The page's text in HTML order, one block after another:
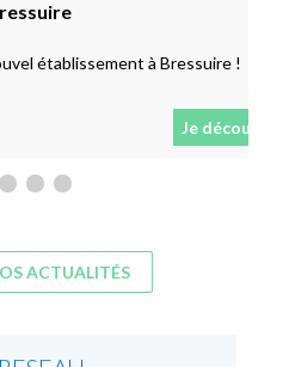
établissement à Bressuire !
Je découvre
ACTUALITÉS